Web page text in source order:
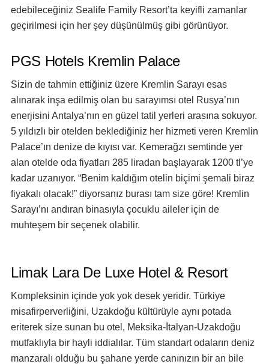
edebileceğiniz Sealife Family Resort’ta keyifli zamanlar
geçirilmesi için her şey düşünülmüş gibi görünüyor.
PGS Hotels Kremlin Palace
Sizin de tahmin ettiğiniz üzere Kremlin Sarayı esas
alınarak inşa edilmiş olan bu sarayımsı otel Rusya’nın
enerjisini Antalya’nın en güzel tatil yerleri arasına sokuyor.
5 yıldızlı bir otelden beklediğiniz her hizmeti veren Kremlin
Palace’ın denize de kıyısı var. Kemerağzı semtinde yer
alan otelde oda fiyatları 285 liradan başlayarak 1200 tl’ye
kadar uzanıyor. “Benim kaldığım otelin biçimi şemali biraz
fiyakalı olacak!” diyorsanız burası tam size göre! Kremlin
Sarayı’nı andıran binasıyla çocuklu aileler için de
muhteşem bir seçenek olabilir.
Limak Lara De Luxe Hotel & Resort
Kompleksinin içinde yok yok desek yeridir. Türkiye
misafirperverliğini, Uzakdoğu kültürüyle aynı potada
eriterek size sunan bu otel, Meksika-İtalyan-Uzakdoğu
mutfaklıyla bir hayli iddialılar. Tüm standart odaların deniz
manzaralı olduğu bu şahane yerde canınızın bir an bile